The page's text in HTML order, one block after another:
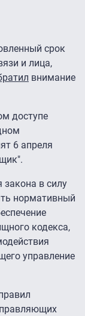
срок
и лица,
внимание
доступе
6 апреля
закона в силу
нормативный
кодекса,
управление